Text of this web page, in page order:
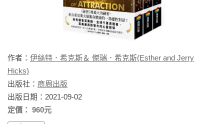
作者： 伊絲特．希克斯＆ 傑瑞．希克斯(Esther and Jerry
Hicks)
出版社： 商周出版
出版日期：2021-09-02
定價： 960元